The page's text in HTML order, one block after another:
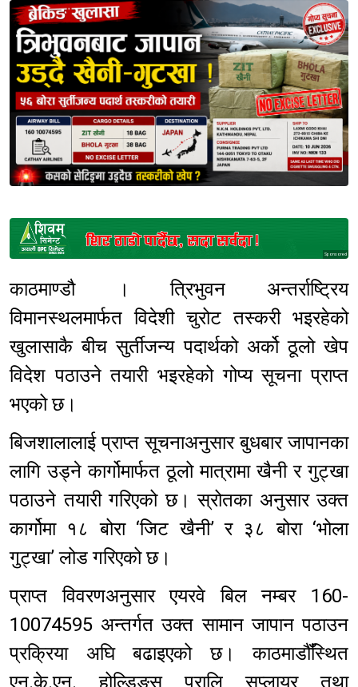
Sponsored
काठमाण्डौ । त्रिभुवन अन्तर्राष्ट्रिय
विमानस्थलमार्फत विदेशी चुरोट तस्करी भइरहेको
खुलासाकै बीच सुर्तीजन्य पदार्थको अर्को ठूलो खेप
विदेश पठाउने तयारी भइरहेको गोप्य सूचना प्राप्त
भएको छ।
बिजशालालाई प्राप्त सूचनाअनुसार बुधबार जापानका
लागि उड्ने कार्गोमार्फत ठूलो मात्रामा खैनी र गुट्खा
पठाउने तयारी गरिएको छ। स्रोतका अनुसार उक्त
कार्गोमा १८ बोरा ‘जिट खैनी’ र ३८ बोरा ‘भोला
गुट्खा’ लोड गरिएको छ।
प्राप्त विवरणअनुसार एयरवे बिल नम्बर 160-
10074595 अन्तर्गत उक्त सामान जापान पठाउन
प्रक्रिया अघि बढाइएको छ। काठमाडौँस्थित
एन.के.एन. होल्डिङ्स प्रालि सप्लायर तथा